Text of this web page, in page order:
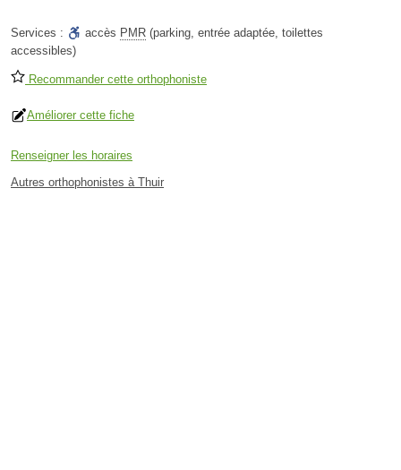
Services : accès PMR (parking, entrée adaptée, toilettes
accessibles)
Recommander cette orthophoniste
Améliorer cette fiche
Renseigner les horaires
Autres orthophonistes à Thuir